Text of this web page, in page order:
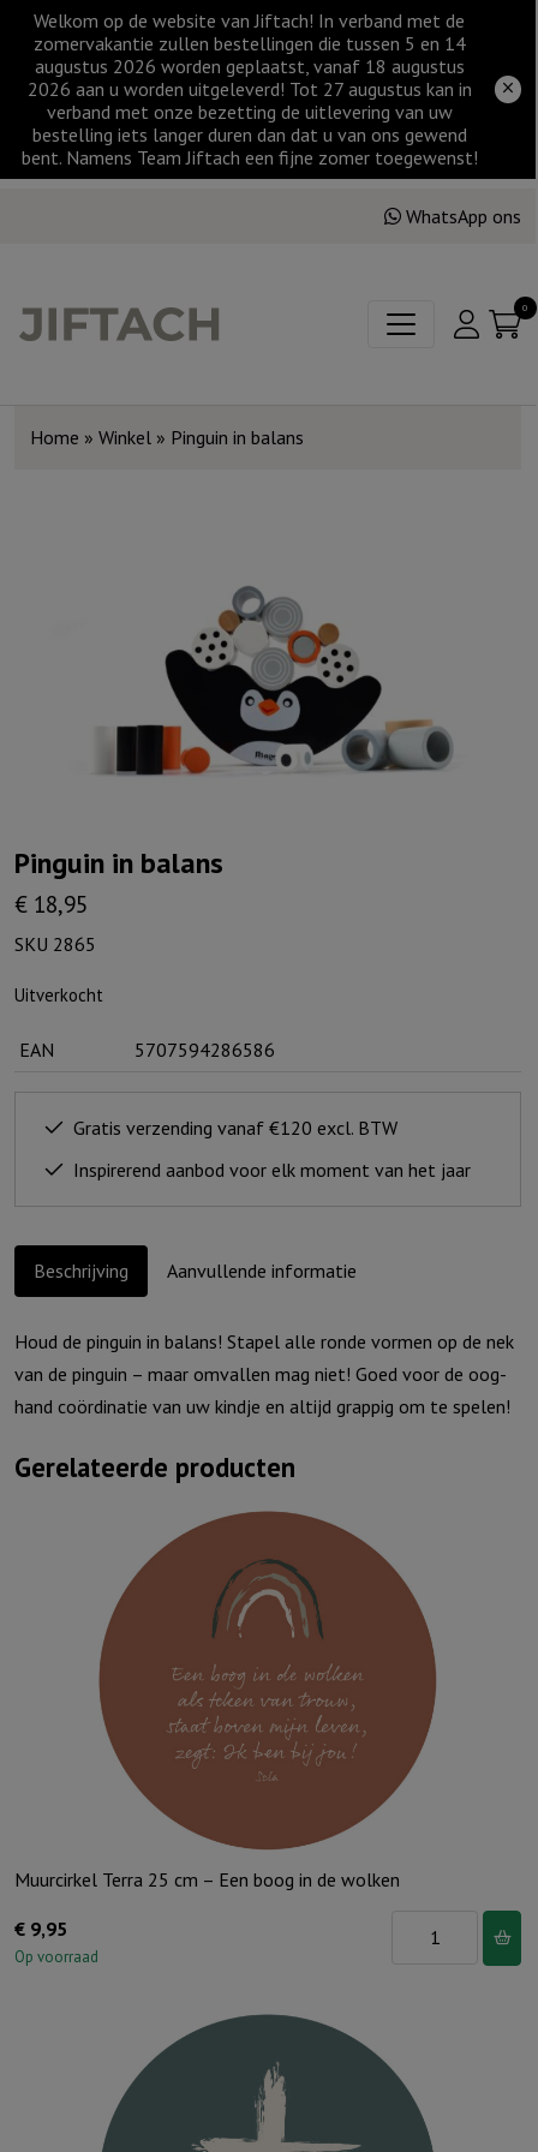
Welkom op de website van Jiftach! In verband met de
zomervakantie zullen bestellingen die tussen 5 en 14
augustus 2026 worden geplaatst, vanaf 18 augustus
2026 aan u worden uitgeleverd! Tot 27 augustus kan in
verband met onze bezetting de uitlevering van uw
bestelling iets langer duren dan dat u van ons gewend
bent. Namens Team Jiftach een fijne zomer toegewenst!
WhatsApp ons
0
Home » Winkel » Pinguin in balans
Pinguin in balans
€ 18,95
SKU 2865
Uitverkocht
EAN 5707594286586
Gratis verzending vanaf €120 excl. BTW
Inspirerend aanbod voor elk moment van het jaar
Beschrijving Aanvullende informatie
Houd de pinguin in balans! Stapel alle ronde vormen op de nek
van de pinguin – maar omvallen mag niet! Goed voor de oog-
hand coördinatie van uw kindje en altijd grappig om te spelen!
Gerelateerde producten
Muurcirkel Terra 25 cm – Een boog in de wolken
€ 9,95
Op voorraad
Muurcirkel
Een
boog